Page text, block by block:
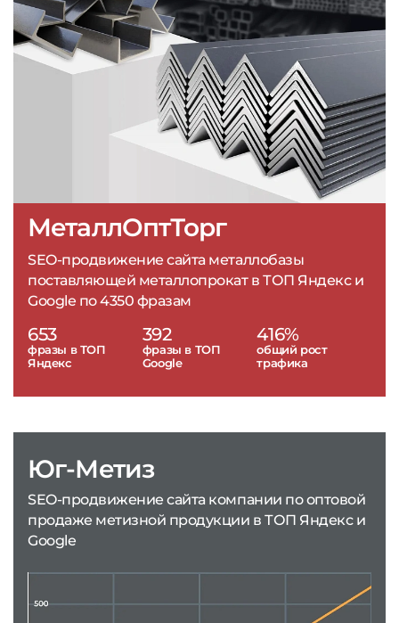
МеталлОптТорг
SEO-продвижение сайта металлобазы
поставляющей металлопрокат в ТОП Яндекс и
Google по 4350 фразам
653
фразы в ТОП
Яндекс
392
фразы в ТОП
Google
416%
общий рост
трафика
Юг-Метиз
SEO-продвижение сайта компании по оптовой
продаже метизной продукции в ТОП Яндекс и
Google